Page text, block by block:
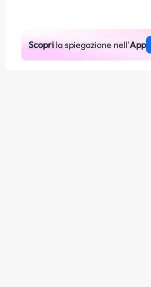
Scoprila spiegazione nell'App